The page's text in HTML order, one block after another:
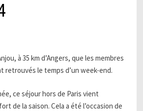
à 35 km d’Angers, que les membres
retrouvés le temps d’un week-end.
ce séjour hors de Paris vient
de la saison. Cela a été l’occasion de